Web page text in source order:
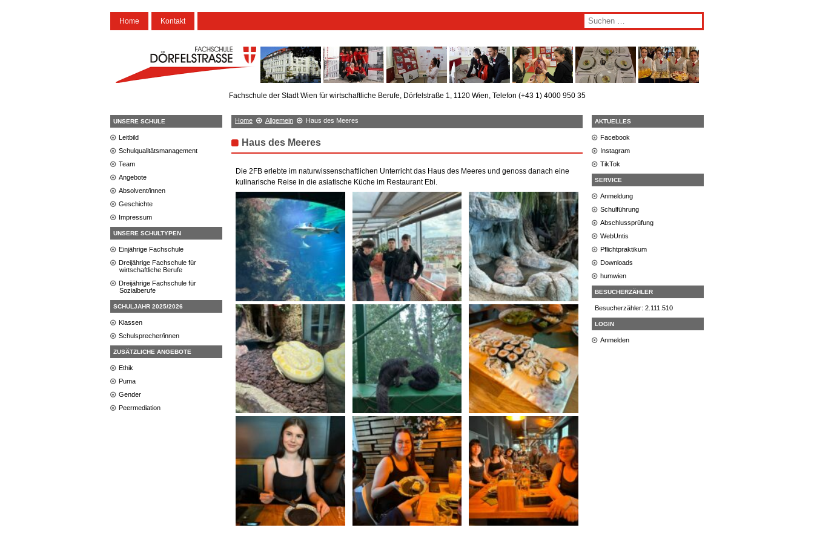
Home Kontakt
Fachschule der Stadt Wien für wirtschaftliche Berufe, Dörfelstraße 1, 1120 Wien, Telefon (+43 1) 4000 950 35
UNSERE SCHULE
Leitbild
Schulqualitätsmanagement
Team
Angebote
Absolvent/innen
Geschichte
Impressum
UNSERE SCHULTYPEN
Einjährige Fachschule
Dreijährige Fachschule für
wirtschaftliche Berufe
Dreijährige Fachschule für
Sozialberufe
SCHULJAHR 2025/2026
Klassen
Schulsprecher/innen
ZUSÄTZLICHE ANGEBOTE
Ethik
Puma
Gender
Peermediation
Home Allgemein Haus des Meeres
Haus des Meeres
Die 2FB erlebte im naturwissenschaftlichen Unterricht das Haus des Meeres und genoss danach eine
kulinarische Reise in die asiatische Küche im Restaurant Ebi.
AKTUELLES
Facebook
Instagram
TikTok
SERVICE
Anmeldung
Schulführung
Abschlussprüfung
WebUntis
Pflichtpraktikum
Downloads
humwien
BESUCHERZÄHLER
Besucherzähler: 2.111.510
LOGIN
Anmelden